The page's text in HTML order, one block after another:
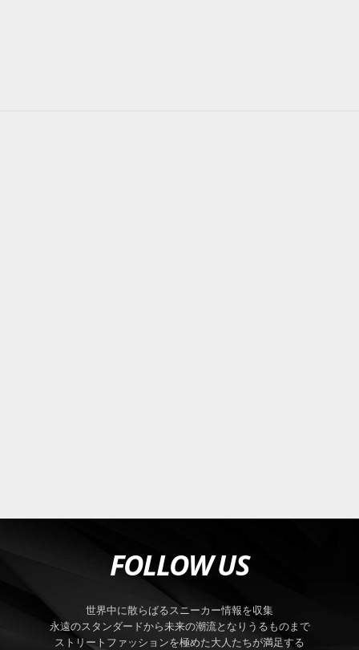
FOLLOW US
世界中に散らばるスニーカー情報を収集
永遠のスタンダードから未来の潮流となりうるものまで
ストリートファッションを極めた大人たちが満足する